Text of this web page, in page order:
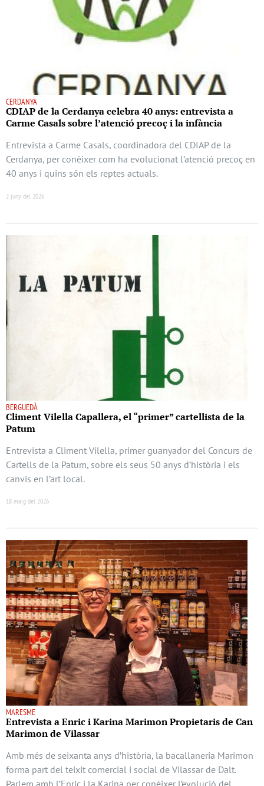
CERDANYA
CDIAP de la Cerdanya celebra 40 anys: entrevista a
Carme Casals sobre l’atenció precoç i la infància
Entrevista a Carme Casals, coordinadora del CDIAP de la
Cerdanya, per conèixer com ha evolucionat l’atenció precoç en
40 anys i quins són els reptes actuals.
2 juny del 2026
BERGUEDÀ
Climent Vilella Capallera, el “primer” cartellista de la
Patum
Entrevista a Climent Vilella, primer guanyador del Concurs de
Cartells de la Patum, sobre els seus 50 anys d’història i els
canvis en l’art local.
18 maig del 2026
MARESME
Entrevista a Enric i Karina Marimon Propietaris de Can
Marimon de Vilassar
Amb més de seixanta anys d’història, la bacallaneria Marimon
forma part del teixit comercial i social de Vilassar de Dalt.